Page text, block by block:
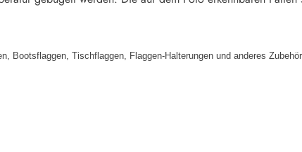
Bootsflaggen, Tischflaggen, Flaggen-Halterungen und anderes